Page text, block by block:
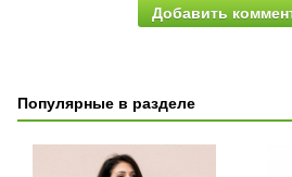
Добавить
Популярные в разделе